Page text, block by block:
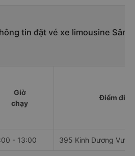
tin đặt vé xe limousine Sân
Giờ
chạy
Điểm đi
- 13:00 395 Kinh Dương